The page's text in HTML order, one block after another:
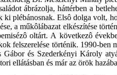
ábrázolja, háttérben a
ki plébánosnak. Elsô dolga volt,
a műkôlábazat elkészítése
oltárt. A következô
felszerelése történik. 1990-
és Szederkényi Károly
ellátásban és már az örök